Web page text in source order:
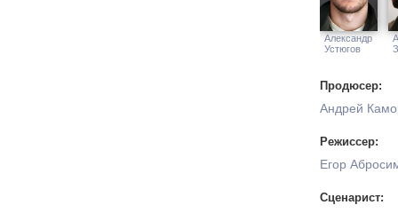
Александр
Устюгов
Продюсер:
Андрей
Режиссер:
Егор
Сценарист: